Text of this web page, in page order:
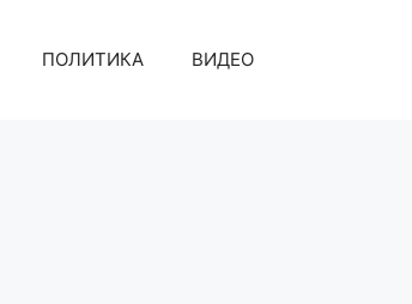
ПОЛИТИКА ВИДЕО